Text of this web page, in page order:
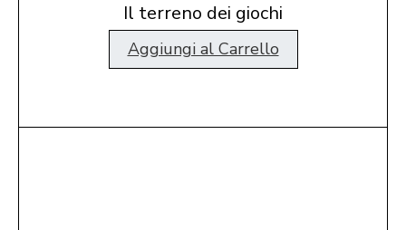
Il terreno dei giochi
Aggiungi al Carrello